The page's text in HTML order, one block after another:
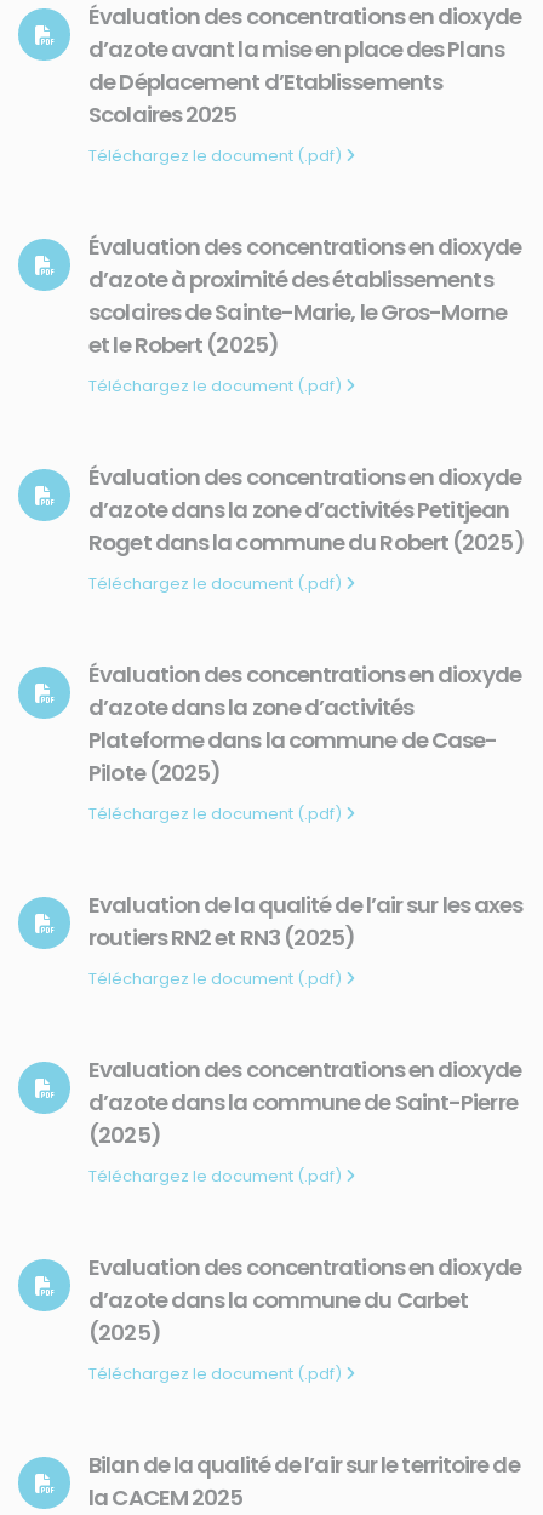
Évaluation des concentrations en dioxyde
d’azote avant la mise en place des Plans
de Déplacement d’Etablissements
Scolaires 2025
Téléchargez le document (.pdf)
Évaluation des concentrations en dioxyde
d’azote à proximité des établissements
scolaires de Sainte-Marie, le Gros-Morne
et le Robert (2025)
Téléchargez le document (.pdf)
Évaluation des concentrations en dioxyde
d’azote dans la zone d’activités Petitjean
Roget dans la commune du Robert (2025)
Téléchargez le document (.pdf)
Évaluation des concentrations en dioxyde
d’azote dans la zone d’activités
Plateforme dans la commune de Case-
Pilote (2025)
Téléchargez le document (.pdf)
Evaluation de la qualité de l’air sur les axes
routiers RN2 et RN3 (2025)
Téléchargez le document (.pdf)
Evaluation des concentrations en dioxyde
d’azote dans la commune de Saint-Pierre
(2025)
Téléchargez le document (.pdf)
Evaluation des concentrations en dioxyde
d’azote dans la commune du Carbet
(2025)
Téléchargez le document (.pdf)
Bilan de la qualité de l’air sur le territoire de
la CACEM 2025